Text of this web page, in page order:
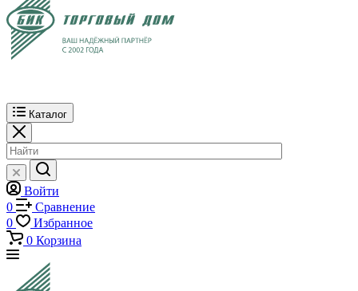
Каталог
Войти
0
Сравнение
0
Избранное
0 Корзина